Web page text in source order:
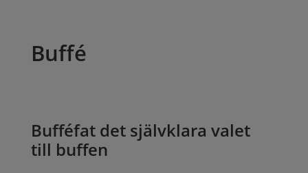
Buffé
Bufféfat det självklara valet
till buffen